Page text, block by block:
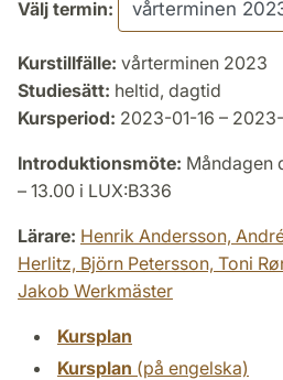
Välj termin:
Kurstillfälle: vårterminen 2023
Studiesätt: heltid, dagtid
Kursperiod: 2023-01-16 –
Introduktionsmöte: Måndagen
– 13.00 i LUX:B336
Lärare: Henrik Andersson,
Herlitz, Björn Petersson, Toni
Jakob Werkmäster
Kursplan
Kursplan (på engelska)